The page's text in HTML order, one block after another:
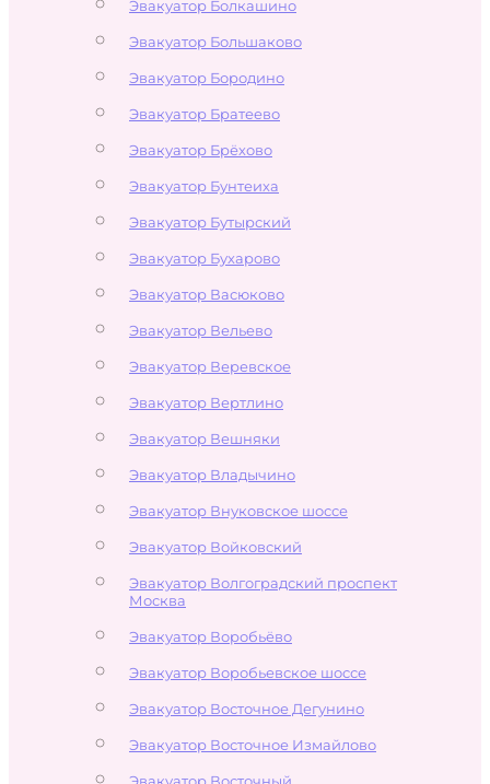
Эвакуатор Болкашино
Эвакуатор Большаково
Эвакуатор Бородино
Эвакуатор Братеево
Эвакуатор Брёхово
Эвакуатор Бунтеиха
Эвакуатор Бутырский
Эвакуатор Бухарово
Эвакуатор Васюково
Эвакуатор Вельево
Эвакуатор Веревское
Эвакуатор Вертлино
Эвакуатор Вешняки
Эвакуатор Владычино
Эвакуатор Внуковское шоссе
Эвакуатор Войковский
Эвакуатор Волгоградский проспект
Москва
Эвакуатор Воробьёво
Эвакуатор Воробьевское шоссе
Эвакуатор Восточное Дегунино
Эвакуатор Восточное Измайлово